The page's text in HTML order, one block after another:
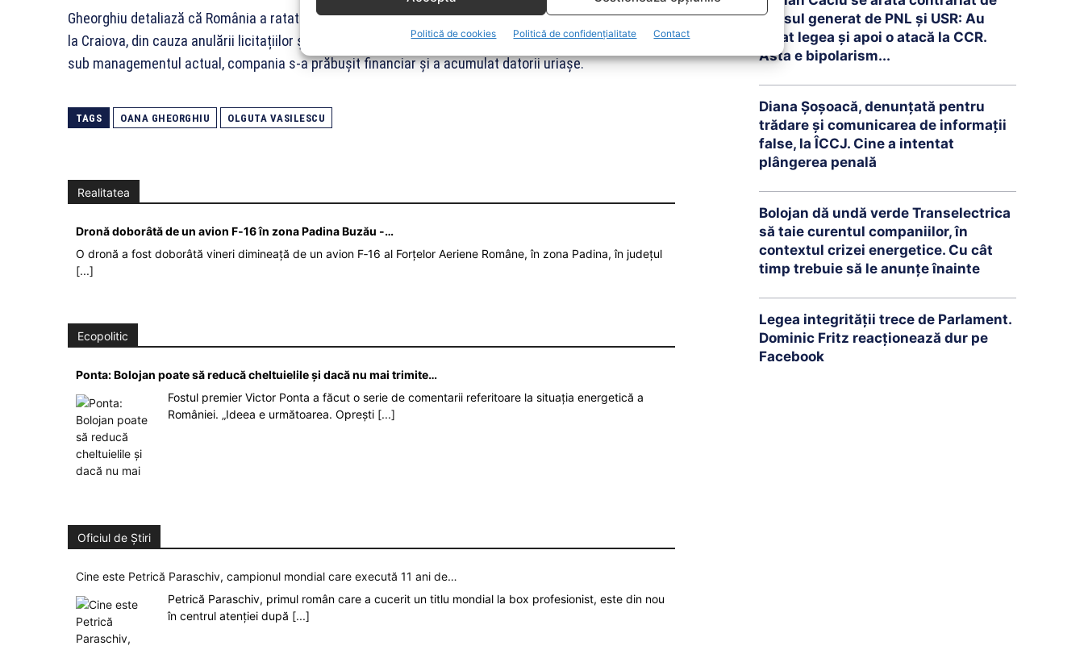
Politică de cookies Politică de confidențialitate Contact
Gheorghiu detaliază că România a ratat o finanțare de 162 de milioane de euro pentru o nouă centrală
la Craiova, din cauza anulării licitațiilor și a lipsei de interes din partea constructorilor. Ea consideră că
sub managementul actual, compania s-a prăbușit financiar și a acumulat datorii uriașe.
TAGS OANA GHEORGHIU OLGUTA VASILESCU
Realitatea
Dronă doborâtă de un avion F‑16 în zona Padina Buzău -…
O dronă a fost doborâtă vineri dimineață de un avion F‑16 al Forțelor Aeriene Române, în zona Padina, în județul
[...]
Ecopolitic
Ponta: Bolojan poate să reducă cheltuielile şi dacă nu mai trimite…
Fostul premier Victor Ponta a făcut o serie de comentarii referitoare la situația energetică a
României. „Ideea e următoarea. Oprești [...]
Oficiul de Știri
Cine este Petrică Paraschiv, campionul mondial care execută 11 ani de…
Petrică Paraschiv, primul român care a cucerit un titlu mondial la box profesionist, este din nou
în centrul atenției după [...]
haosul generat de PNL și USR: Au
votat legea și apoi o atacă la CCR.
Ăsta e bipolarism...
Diana Șoșoacă, denunțată pentru
trădare și comunicarea de informații
false, la ÎCCJ. Cine a intentat
plângerea penală
Bolojan dă undă verde Transelectrica
să taie curentul companiilor, în
contextul crizei energetice. Cu cât
timp trebuie să le anunțe înainte
Legea integrității trece de Parlament.
Dominic Fritz reacționează dur pe
Facebook